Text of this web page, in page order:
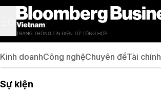
Kinh doanhCông nghệChuyên đềTài chính
Sự kiện